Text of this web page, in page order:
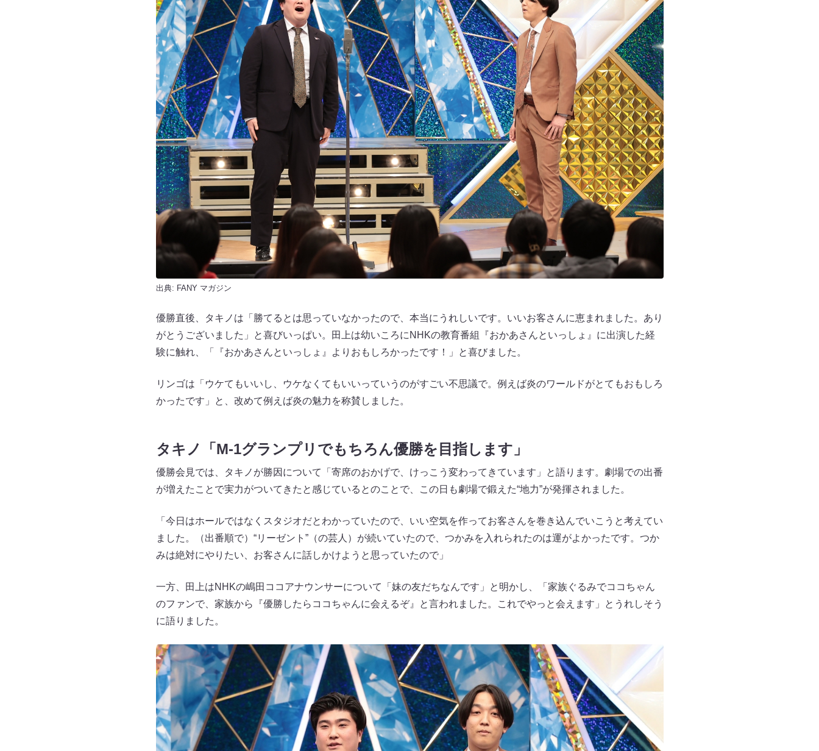
出典: FANY マガジン
優勝直後、タキノは「勝てるとは思っていなかったので、本当にうれしいです。いいお客さんに恵まれました。あり
がとうございました」と喜びいっぱい。田上は幼いころにNHKの教育番組『おかあさんといっしょ』に出演した経
験に触れ、「『おかあさんといっしょ』よりおもしろかったです！」と喜びました。
リンゴは「ウケてもいいし、ウケなくてもいいっていうのがすごい不思議で。例えば炎のワールドがとてもおもしろ
かったです」と、改めて例えば炎の魅力を称賛しました。
タキノ「M-1グランプリでもちろん優勝を目指します」
優勝会見では、タキノが勝因について「寄席のおかげで、けっこう変わってきています」と語ります。劇場での出番
が増えたことで実力がついてきたと感じているとのことで、この日も劇場で鍛えた“地力”が発揮されました。
「今日はホールではなくスタジオだとわかっていたので、いい空気を作ってお客さんを巻き込んでいこうと考えてい
ました。（出番順で）“リーゼント”（の芸人）が続いていたので、つかみを入れられたのは運がよかったです。つか
みは絶対にやりたい、お客さんに話しかけようと思っていたので」
一方、田上はNHKの嶋田ココアナウンサーについて「妹の友だちなんです」と明かし、「家族ぐるみでココちゃん
のファンで、家族から『優勝したらココちゃんに会えるぞ』と言われました。これでやっと会えます」とうれしそう
に語りました。